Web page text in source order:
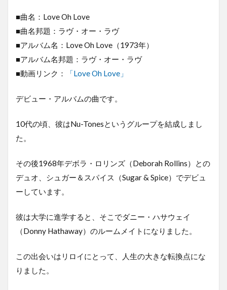
■曲名：Love Oh Love
■曲名邦題：ラヴ・オー・ラヴ
■アルバム名：Love Oh Love（1973年）
■アルバム名邦題：ラヴ・オー・ラヴ
■動画リンク：
「Love Oh Love」
デビュー・アルバムの曲です。
10代の頃、彼はNu-Tonesというグループを結成しまし
た。
その後1968年デボラ・ロリンズ（Deborah Rollins）との
デュオ、シュガー＆スパイス（Sugar & Spice）でデビュ
ーしています。
彼は大学に進学すると、そこでダニー・ハサウェイ
（Donny Hathaway）のルームメイトになりました。
この出会いはリロイにとって、人生の大きな転換点にな
りました。